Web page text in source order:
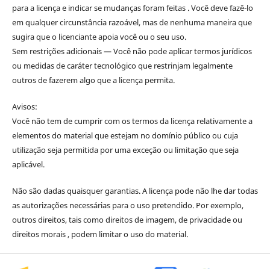
para a licença e indicar se mudanças foram feitas . Você deve fazê-lo
em qualquer circunstância razoável, mas de nenhuma maneira que
sugira que o licenciante apoia você ou o seu uso.
Sem restrições adicionais — Você não pode aplicar termos jurídicos
ou medidas de caráter tecnológico que restrinjam legalmente
outros de fazerem algo que a licença permita.
Avisos:
Você não tem de cumprir com os termos da licença relativamente a
elementos do material que estejam no domínio público ou cuja
utilização seja permitida por uma exceção ou limitação que seja
aplicável.
Não são dadas quaisquer garantias. A licença pode não lhe dar todas
as autorizações necessárias para o uso pretendido. Por exemplo,
outros direitos, tais como direitos de imagem, de privacidade ou
direitos morais , podem limitar o uso do material.